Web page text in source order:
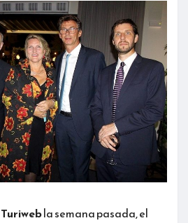
Turiwebla semana pasada, el